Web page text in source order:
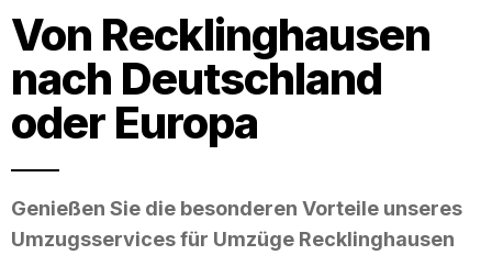
Von Recklinghausen
nach Deutschland
oder Europa
Genießen Sie die besonderen Vorteile unseres
Umzugsservices für Umzüge Recklinghausen